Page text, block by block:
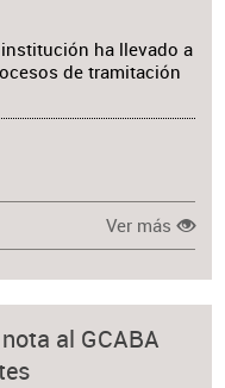
ha llevado a
de tramitación
Ver más
al GCABA